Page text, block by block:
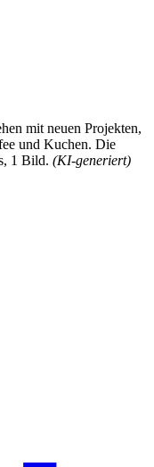
mit neuen Projekten,
und Kuchen. Die
1 Bild. (KI-generiert)